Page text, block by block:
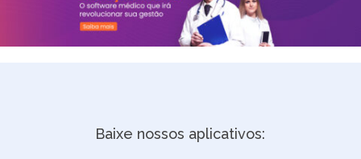
Baixe nossos aplicativos: